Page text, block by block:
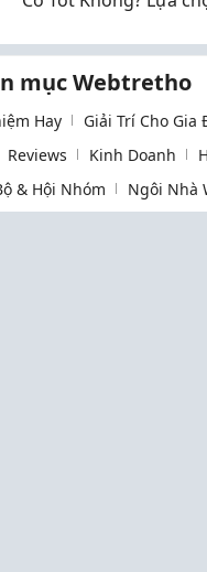
mục Webtretho
Hay Giải Trí Cho Gia
Reviews Kinh Doanh
& Hội Nhóm
Ngôi Nhà